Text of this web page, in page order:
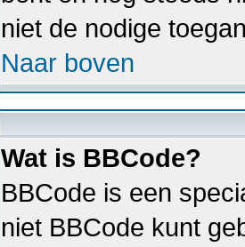
niet de nodige
Naar boven
Wat is BBCode?
BBCode is een
niet BBCode kunt